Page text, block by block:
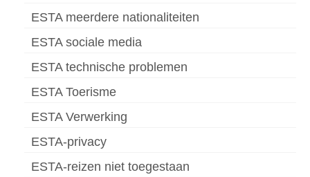
ESTA meerdere nationaliteiten
ESTA sociale media
ESTA technische problemen
ESTA Toerisme
ESTA Verwerking
ESTA-privacy
ESTA-reizen niet toegestaan